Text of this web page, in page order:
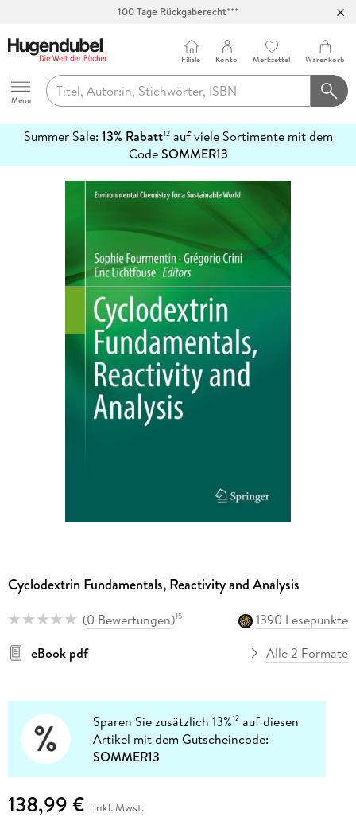
Hugendubel
Menu
Filiale Konto Merkzettel Warenkorb
Summer Sale: 13% Rabatt12auf viele Sortimente mit dem
CodeSOMMER13
erfahren
Cyclodextrin Fundamentals, Reactivity and Analysis
(0 Bewertungen)15
1390 Lesepunkte
eBook pdf
Alle 2 Formate
Sparen Sie zusätzlich 13%12 auf diesen
Artikel mit dem Gutscheincode:
SOMMER13
138,99 € inkl. Mwst.